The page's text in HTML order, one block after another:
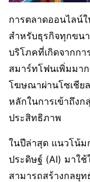
การตลาดออนไลน์
สำหรับธุรกิจทุกขน
บริโภคที่เกิดจากกา
สมาร์ทโฟนเพิ่มมา
โฆษณาผ่านโซเชีย
หลักในการเข้าถึง
ประสิทธิภาพ
ในปีล่าสุด แนวโน้
ประดิษฐ์ (AI) มาใช้
สามารถสร้างกลยุ